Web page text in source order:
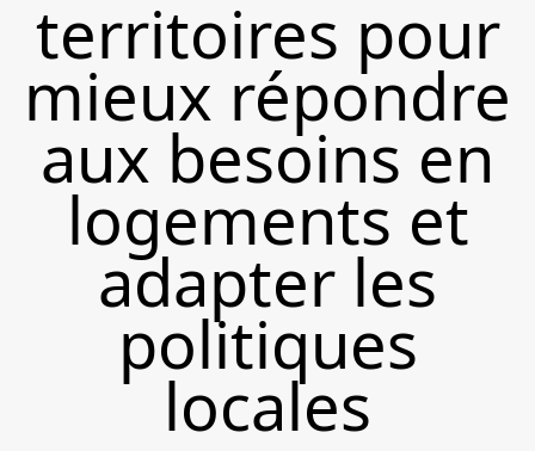
territoires pour
mieux répondre
aux besoins en
logements et
adapter les
politiques
locales